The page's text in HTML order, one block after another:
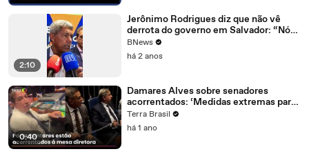
2:10
Jerônimo Rodrigues diz que não vê
derrota do governo em Salvador: “Nós
saímos vitoriosos”
BNews
há 2 anos
0:40
Damares Alves sobre senadores
acorrentados: ‘Medidas extremas para
situações extremas’
Terra Brasil
há 1 ano